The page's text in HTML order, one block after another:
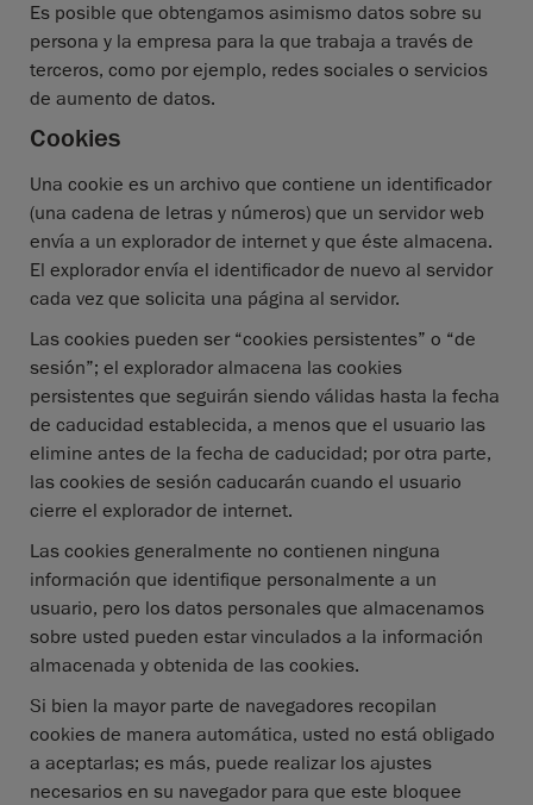
Es posible que obtengamos asimismo datos sobre su
persona y la empresa para la que trabaja a través de
terceros, como por ejemplo, redes sociales o servicios
de aumento de datos.
Cookies
Una cookie es un archivo que contiene un identificador
(una cadena de letras y números) que un servidor web
envía a un explorador de internet y que éste almacena.
El explorador envía el identificador de nuevo al servidor
cada vez que solicita una página al servidor.
Las cookies pueden ser “cookies persistentes” o “de
sesión”; el explorador almacena las cookies
persistentes que seguirán siendo válidas hasta la fecha
de caducidad establecida, a menos que el usuario las
elimine antes de la fecha de caducidad; por otra parte,
las cookies de sesión caducarán cuando el usuario
cierre el explorador de internet.
Las cookies generalmente no contienen ninguna
información que identifique personalmente a un
usuario, pero los datos personales que almacenamos
sobre usted pueden estar vinculados a la información
almacenada y obtenida de las cookies.
Si bien la mayor parte de navegadores recopilan
cookies de manera automática, usted no está obligado
a aceptarlas; es más, puede realizar los ajustes
necesarios en su navegador para que este bloquee